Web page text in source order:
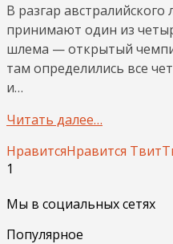
В разгар
принимают один из
шлема — открытый
там определились все
и…
Читать далее…
НравитсяНравится Твит
1
Мы в социальных сетях
Популярное